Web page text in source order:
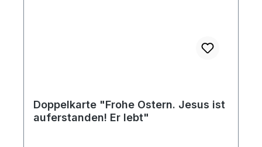
Doppelkarte "Frohe Ostern. Jesus ist
auferstanden! Er lebt"